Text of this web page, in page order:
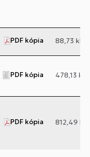
PDF kópia 88,73 kB
PDF kópia 478,13 kB
PDF kópia 812,49 kB